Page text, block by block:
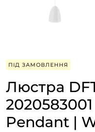
ПІД ЗАМОВЛЕННЯ
Люстра
Pendant |